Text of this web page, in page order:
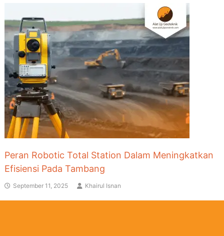
Peran Robotic Total Station Dalam Meningkatkan
Efisiensi Pada Tambang
September 11, 2025 Khairul Isnan